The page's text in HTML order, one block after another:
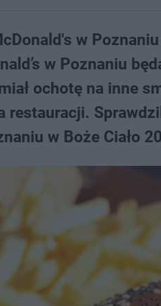
w
w Poznaniu
ochotę na inne
restauracji.
w Boże